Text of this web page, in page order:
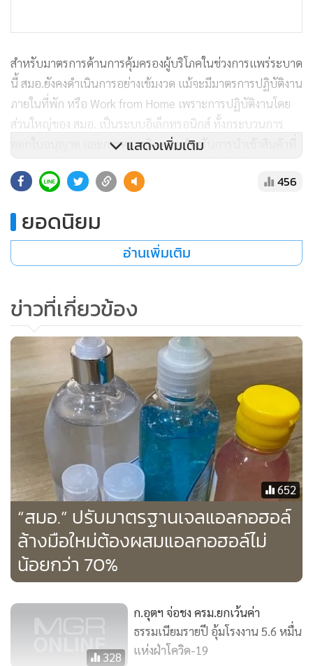
สำหรับมาตรการด้านการคุ้มครองผู้บริโภคในช่วงการแพร่ระบาด
นี้ สมอ.ยังคงดำเนินการอย่างเข้มงวด แม้จะมีมาตรการปฏิบัติงาน
ภายในที่พัก หรือ Work from Home เพราะการปฏิบัติงานโดย
ส่วนใหญ่ของ สมอ. เป็นระบบอิเล็กทรอนิกส์ ทั้งกระบวนการ
ออกใบอนุญาต และการตรวจติดตาม สำหรับการนำเข้าสินค้าที่
เล่น สมอ.ได้เฝ้าจับตาอย่างใกล้ชิดผ่านระบบ National Single
มากผิดปกติ จะเข้าทำการตรวจสอบอย่างเข้มงวดทันที” นายวัน
ชัยกล่าว
แสดงเพิ่มเติม
456
ยอดนิยม
อ่านเพิ่มเติม
ข่าวที่เกี่ยวข้อง
652
“สมอ.” ปรับมาตรฐานเจลแอลกอฮอล์
ล้างมือใหม่ต้องผสมแอลกอฮอล์ไม่
น้อยกว่า 70%
328
ก.อุตฯ จ่อชง ครม.ยกเว้นค่า
ธรรมเนียมรายปี อุ้มโรงงาน 5.6 หมื่น
แห่งฝ่าโควิด-19